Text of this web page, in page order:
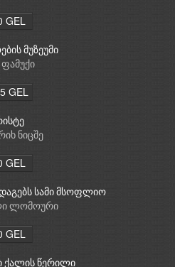
GEL
მუზეუმი
GEL
ნიცშე
GEL
სამი მსოფლიო
ბუდიზმი,
ლომოური
GEL
ქალის წერილი